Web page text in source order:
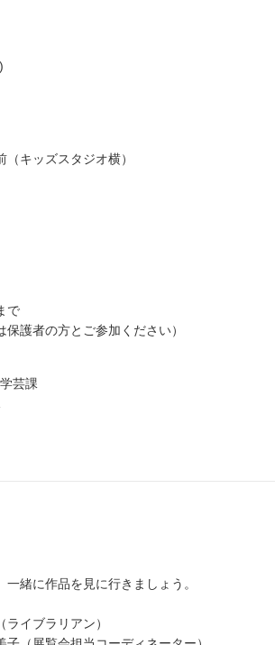
キッズスタジオ横）
で
保護者の方とご参加ください）
芸課
緒に作品を見に行きましょう。
イブラリアン）